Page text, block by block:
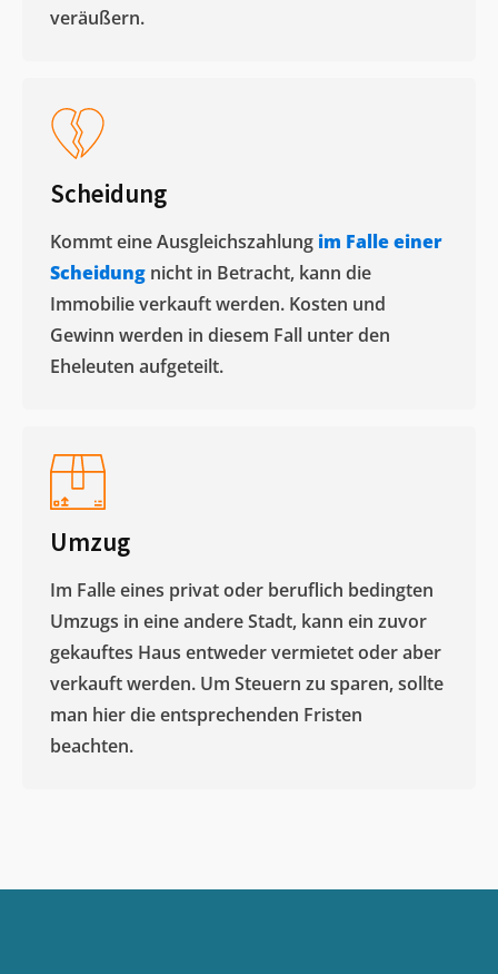
veräußern. ​
Scheidung
Kommt eine Ausgleichszahlung im Falle einer
Scheidung nicht in Betracht, kann die
Immobilie verkauft werden. Kosten und
Gewinn werden in diesem Fall unter den
Eheleuten aufgeteilt.​
Umzug
Im Falle eines privat oder beruflich bedingten
Umzugs in eine andere Stadt, kann ein zuvor
gekauftes Haus entweder vermietet oder aber
verkauft werden. Um Steuern zu sparen, sollte
man hier die entsprechenden Fristen
beachten.